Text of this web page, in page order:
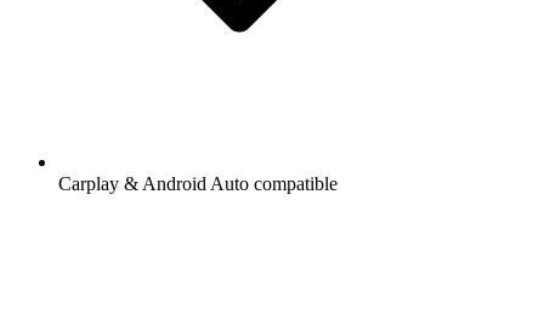
Carplay & Android Auto compatible